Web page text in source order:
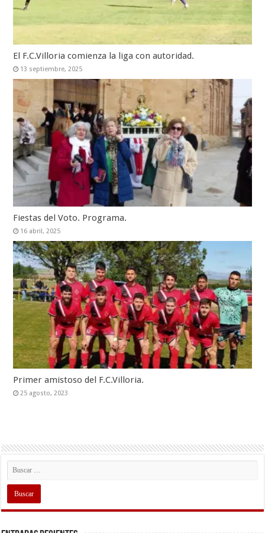
El F.C.Villoria comienza la liga con autoridad.
13 septiembre, 2025
Fiestas del Voto. Programa.
16 abril, 2025
Primer amistoso del F.C.Villoria.
25 agosto, 2023